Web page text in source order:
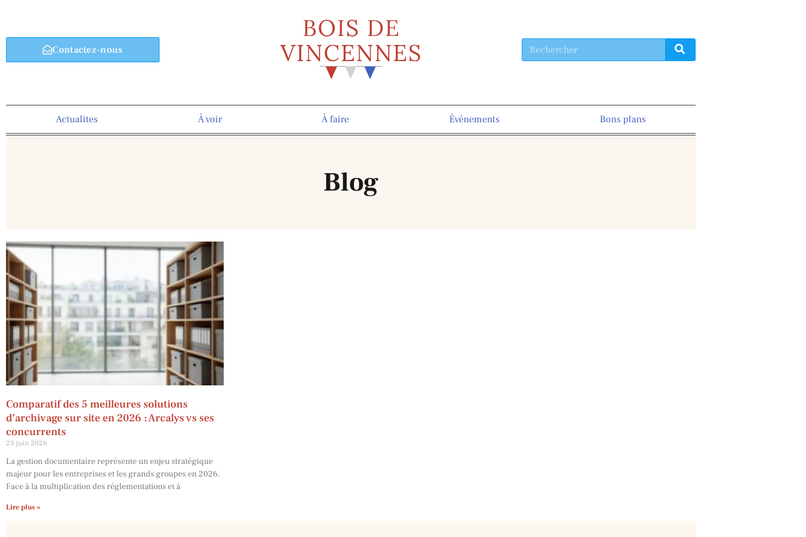
Contactez-nous
Actualites À voir À faire Événements Bons plans
Blog
Comparatif des 5 meilleures solutions
d’archivage sur site en 2026 : Arcalys vs ses
concurrents
23 juin 2026
La gestion documentaire représente un enjeu stratégique
majeur pour les entreprises et les grands groupes en 2026.
Face à la multiplication des réglementations et à
Lire plus »